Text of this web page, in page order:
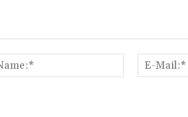
Name:*